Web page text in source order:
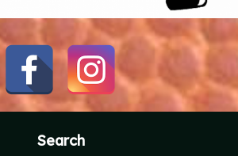
Search